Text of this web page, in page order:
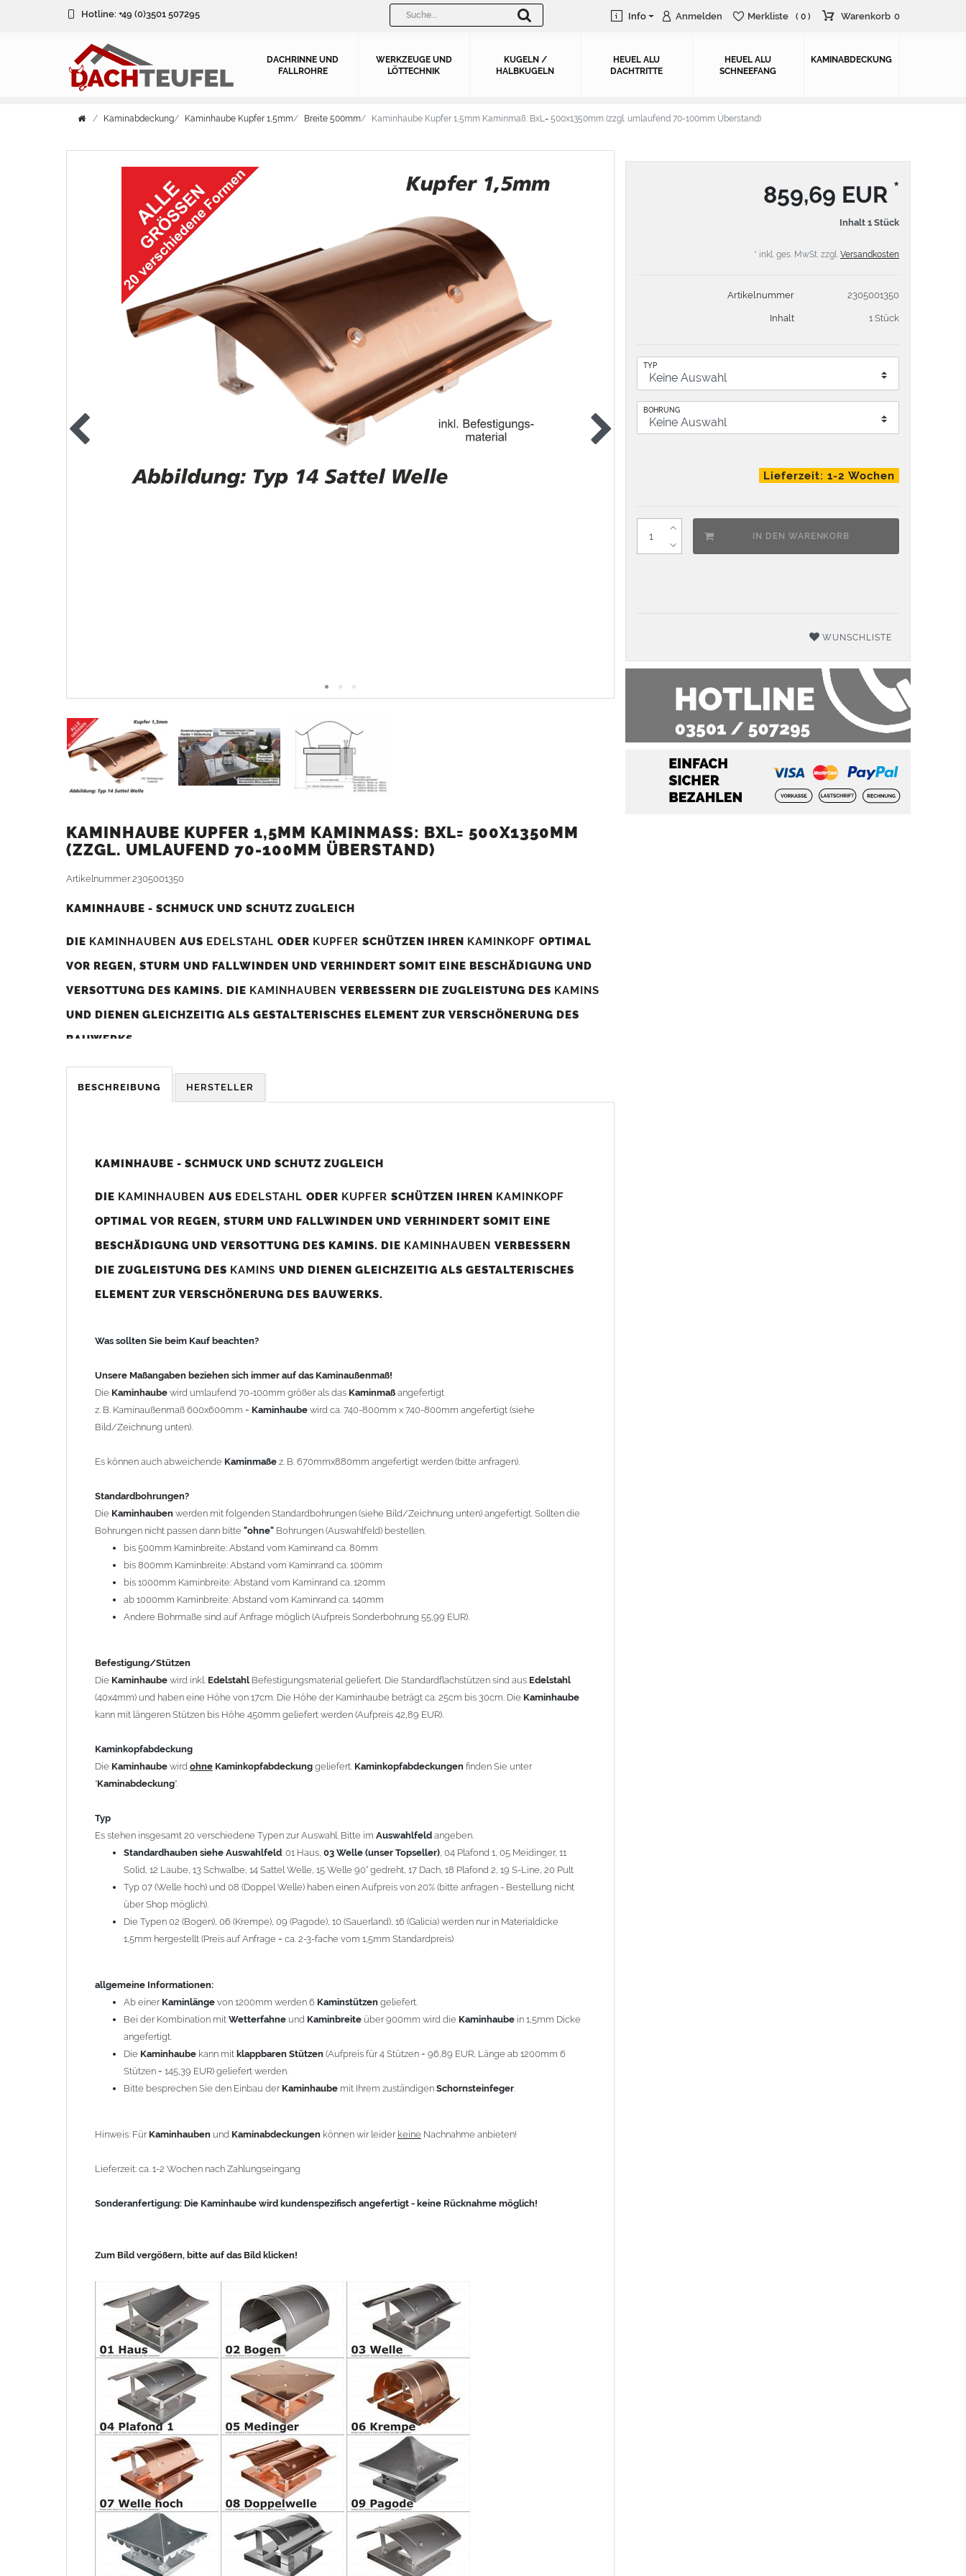
Hotline: +49 (0)3501 507295 Info Anmelden Merkliste ( 0 ) Warenkorb 0
DACHRINNE UND
FALLROHRE
WERKZEUGE UND
LÖTTECHNIK
KUGELN /
HALBKUGELN
HEUEL ALU
DACHTRITTE
HEUEL ALU
SCHNEEFANG
KAMINABDECKUNG
Kaminabdeckung Kaminhaube Kupfer 1,5mm Breite 500mm Kaminhaube Kupfer 1,5mm Kaminmaß: BxL= 500x1350mm (zzgl. umlaufend 70-100mm Überstand)
859,69 EUR *
Inhalt 1 Stück
* inkl. ges. MwSt. zzgl. Versandkosten
Artikelnummer 2305001350
Inhalt 1 Stück
TYP
BOHRUNG
Lieferzeit: 1-2 Wochen
IN DEN WARENKORB
WUNSCHLISTE
KAMINHAUBE KUPFER 1,5MM KAMINMASS: BXL= 500X1350MM (
ZZGL. UMLAUFEND 70-100MM ÜBERSTAND)
Artikelnummer2305001350
KAMINHAUBE - SCHMUCK UND SCHUTZ ZUGLEICH
DIE KAMINHAUBEN AUS EDELSTAHL ODER KUPFER SCHÜTZEN IHREN KAMINKOPF OPTIMAL
VOR REGEN, STURM UND FALLWINDEN UND VERHINDERT SOMIT EINE BESCHÄDIGUNG UND
VERSOTTUNG DES KAMINS. DIE KAMINHAUBEN VERBESSERN DIE ZUGLEISTUNG DES KAMINS
UND DIENEN GLEICHZEITIG ALS GESTALTERISCHES ELEMENT ZUR VERSCHÖNERUNG DES
BAUWERKS.
Was sollten Sie beim Kauf beachten?
Standardbohrungen?
Bohrungen nicht passen dann bitte"ohne"Bohrungen (Auswahlfeld) bestellen.
bis 500mm Kaminbreite: Abstand vom Kaminrand ca. 80mm
ab 1000mm Kaminbreite: Abstand vom Kaminrand ca. 140mm
Befestigung/Stützen
Kaminhaubewird inkl.Edelstahl
kann mit längeren Stützen bis Höhe 450mm geliefert werden (Aufpreis 42,89 EUR).
Kaminkopfabdeckung
Kaminhaubewirdohne Kaminkopfabdeckunggeliefert.Kaminkopfabdeckungenfinden Sie unter
Kaminabdeckung".
Es stehen insgesamt 20 verschiedene Typen zur Auswahl. Bitte imAuswahlfeld
Standardhauben siehe Auswahlfeld: 01 Haus,03 Welle (unser Topseller)
12 Laube, 13 Schwalbe, 14 Sattel Welle, 15 Welle 90° gedreht, 17 Dach, 18 Plafond 2, 19 S-Line, 20 Pult
Die Typen 02 (Bogen), 06 (Krempe), 09 (Pagode), 10 (Sauerland), 16 (Galicia) werden nur in Materialdicke 1,5mm
hergestellt (Preis auf Anfrage = ca. 2-3-fache vom 1,5mm Standardpreis)
Ab einerKaminlänge
Bei der Kombination mitWetterfahneundKaminbreite über 900mm wird dieKaminhaubein 1,5mm Dicke
angefertigt.
= 145,39 EUR) geliefert werden.
Bitte besprechen Sie den Einbau derKaminhaubemit Ihrem zuständigenSchornsteinfeger
Zum Bild vergößern, bitte auf das Bild klicken!
BESCHREIBUNG HERSTELLER
KAMINHAUBE - SCHMUCK UND SCHUTZ ZUGLEICH
DIE KAMINHAUBEN AUS EDELSTAHL ODER KUPFER SCHÜTZEN IHREN KAMINKOPF
OPTIMAL VOR REGEN, STURM UND FALLWINDEN UND VERHINDERT SOMIT EINE
BESCHÄDIGUNG UND VERSOTTUNG DES KAMINS. DIE KAMINHAUBEN VERBESSERN
DIE ZUGLEISTUNG DES KAMINS UND DIENEN GLEICHZEITIG ALS GESTALTERISCHES
ELEMENT ZUR VERSCHÖNERUNG DES BAUWERKS.
Was sollten Sie beim Kauf beachten?
Unsere Maßangaben beziehen sich immer auf das Kaminaußenmaß!
Die Kaminhaube wird umlaufend 70-100mm größer als das Kaminmaß angefertigt
z. B. Kaminaußenmaß 600x600mm = Kaminhaube wird ca. 740-800mm x 740-800mm angefertigt (siehe
Bild/Zeichnung unten).
Es können auch abweichende Kaminmaße z. B. 670mmx880mm angefertigt werden (bitte anfragen).
Standardbohrungen?
Die Kaminhauben werden mit folgenden Standardbohrungen (siehe Bild/Zeichnung unten) angefertigt. Sollten die
Bohrungen nicht passen dann bitte "ohne" Bohrungen (Auswahlfeld) bestellen.
bis 500mm Kaminbreite: Abstand vom Kaminrand ca. 80mm
bis 800mm Kaminbreite: Abstand vom Kaminrand ca. 100mm
bis 1000mm Kaminbreite: Abstand vom Kaminrand ca. 120mm
ab 1000mm Kaminbreite: Abstand vom Kaminrand ca. 140mm
Andere Bohrmaße sind auf Anfrage möglich (Aufpreis Sonderbohrung 55,99 EUR).
Befestigung/Stützen
Die Kaminhaube wird inkl. Edelstahl Befestigungsmaterial geliefert. Die Standardflachstützen sind aus Edelstahl
(40x4mm) und haben eine Höhe von 17cm. Die Höhe der Kaminhaube beträgt ca. 25cm bis 30cm. Die Kaminhaube
kann mit längeren Stützen bis Höhe 450mm geliefert werden (Aufpreis 42,89 EUR).
Kaminkopfabdeckung
Die Kaminhaube wird ohne Kaminkopfabdeckung geliefert. Kaminkopfabdeckungen finden Sie unter
"Kaminabdeckung".
Typ
Es stehen insgesamt 20 verschiedene Typen zur Auswahl. Bitte im Auswahlfeld angeben.
Standardhauben siehe Auswahlfeld: 01 Haus, 03 Welle (unser Topseller) , 04 Plafond 1, 05 Meidinger, 11
Solid, 12 Laube, 13 Schwalbe, 14 Sattel Welle, 15 Welle 90° gedreht, 17 Dach, 18 Plafond 2, 19 S-Line, 20 Pult
Typ 07 (Welle hoch) und 08 (Doppel Welle) haben einen Aufpreis von 20% (bitte anfragen - Bestellung nicht
über Shop möglich).
Die Typen 02 (Bogen), 06 (Krempe), 09 (Pagode), 10 (Sauerland), 16 (Galicia) werden nur in Materialdicke
1,5mm hergestellt (Preis auf Anfrage = ca. 2-3-fache vom 1,5mm Standardpreis)
allgemeine Informationen:
Ab einer Kaminlänge von 1200mm werden 6 Kaminstützen geliefert.
Bei der Kombination mit Wetterfahne und Kaminbreite über 900mm wird die Kaminhaube in 1,5mm Dicke
angefertigt.
Die Kaminhaube kann mit klappbaren Stützen (Aufpreis für 4 Stützen = 96,89 EUR, Länge ab 1200mm 6
Stützen = 145,39 EUR) geliefert werden.
Bitte besprechen Sie den Einbau der Kaminhaube mit Ihrem zuständigen Schornsteinfeger
Hinweis: Für Kaminhauben und Kaminabdeckungen können wir leider keine Nachnahme anbieten!
Lieferzeit: ca. 1-2 Wochen nach Zahlungseingang
Sonderanfertigung: Die Kaminhaube wird kundenspezifisch angefertigt - keine Rücknahme möglich!
Zum Bild vergößern, bitte auf das Bild klicken!